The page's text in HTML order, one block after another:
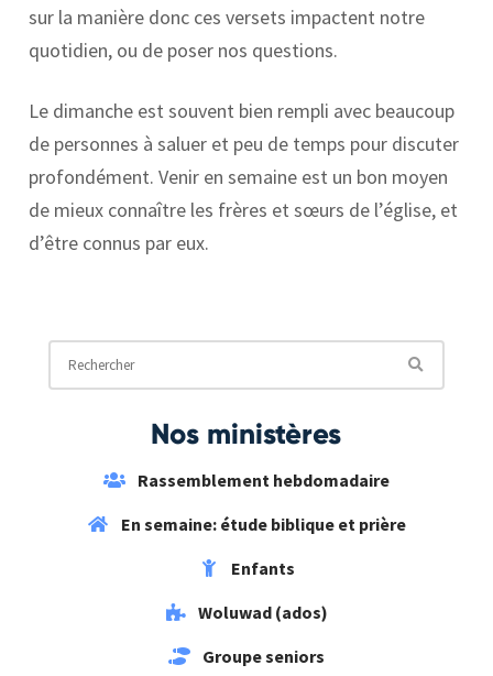
sur la manière donc ces versets impactent notre
quotidien, ou de poser nos questions.
Le dimanche est souvent bien rempli avec beaucoup
de personnes à saluer et peu de temps pour discuter
profondément. Venir en semaine est un bon moyen
de mieux connaître les frères et sœurs de l’église, et
d’être connus par eux.
Nos ministères
Rassemblement hebdomadaire
En semaine: étude biblique et prière
Enfants
Woluwad (ados)
Groupe seniors